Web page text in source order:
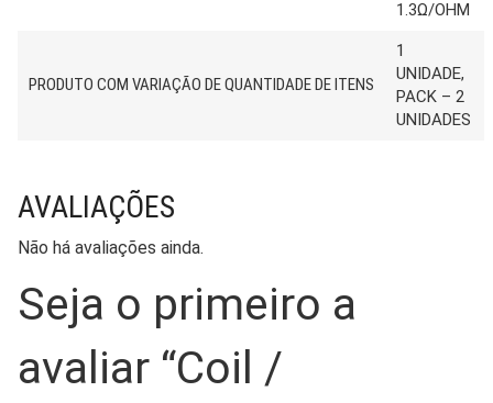
1.3Ω/OHM
PRODUTO COM VARIAÇÃO DE QUANTIDADE DE ITENS
1
UNIDADE,
PACK – 2
UNIDADES
AVALIAÇÕES
Não há avaliações ainda.
Seja o primeiro a
avaliar “Coil /